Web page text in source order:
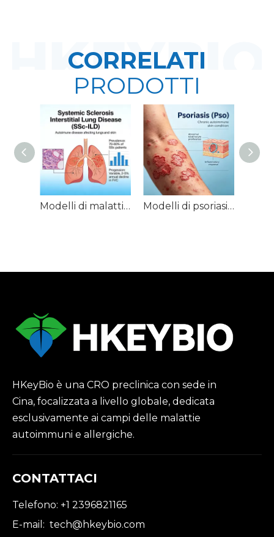
CORRELATI
PRODOTTI
Modelli di malattia polmonare interstiziale della sclerosi sistemica nei topi (SSc-ILD). Modelli di psoriasi dei roditori (Pso).
HKeyBio è una CRO preclinica con sede in
Cina, focalizzata a livello globale, dedicata
esclusivamente ai campi delle malattie
autoimmuni e allergiche.
CONTATTACI
Telefono: +1 2396821165
E-mail: tech@hkeybio.com